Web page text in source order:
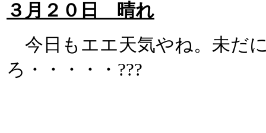
３月２０日 晴れ
今日もエエ天気やね。未だ
ろ・・・・・???